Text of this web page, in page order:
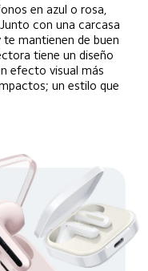
en azul o rosa,
con una carcasa
mantienen de buen
tiene un diseño
efecto visual más
un estilo que